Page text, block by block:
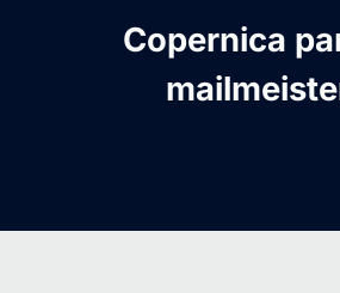
Copernica